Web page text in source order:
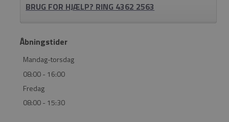
BRUG FOR HJÆLP? RING 4362 2563
Åbningstider
Mandag-torsdag
08:00 - 16:00
Fredag
08:00 - 15:30